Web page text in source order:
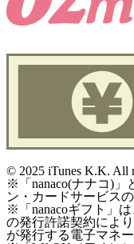
© 2025 iTunes K.K. All
※「nanaco(ナナコ)」
ン・カードサービス
※「nanacoギフト」
の発行許諾契約によ
が発行する電子マネ